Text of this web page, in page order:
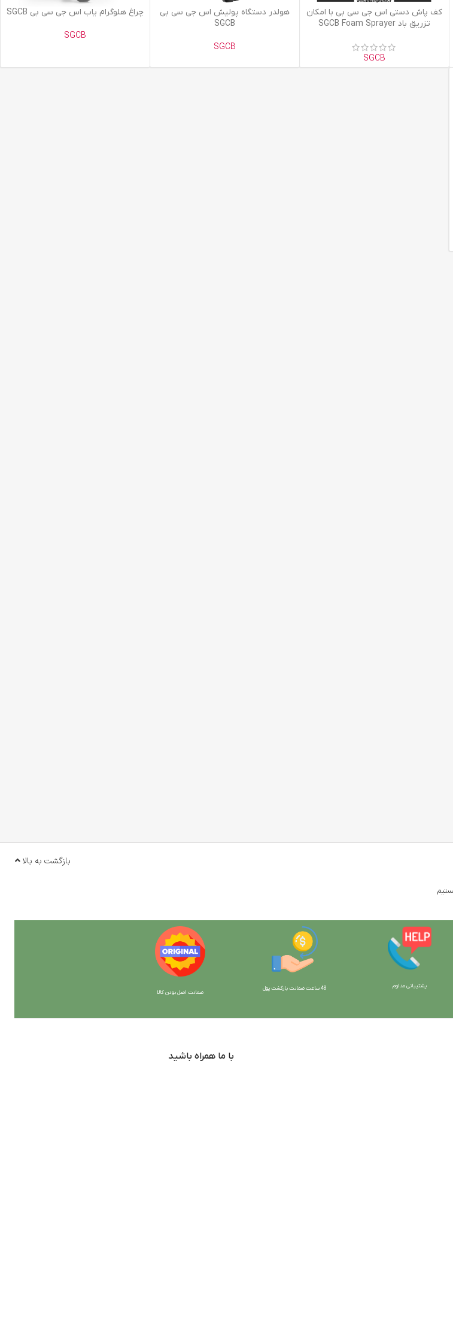
اطلاعات بیشتر
کف پاش دستی اس جی سی بی با امکان
تزریق باد SGCB Foam Sprayer
SGCB
اطلاعات بیشتر
هولدر دستگاه پولیش اس جی سی بی
SGCB
SGCB
اطلاعات بیشتر
چراغ هلوگرام یاب اس جی سی بی SGCB
SGCB
بازگشت به بالا
پشتیبانی مداوم 48 ساعت ضمانت بازگش ت پول
ضمانت اصل بودن کالا
با ما همراه باشید